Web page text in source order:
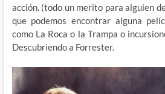
acción. (todo un merito para alguien
que podemos encontrar alguna
como La Roca o la Trampa o
Descubriendo a Forrester.